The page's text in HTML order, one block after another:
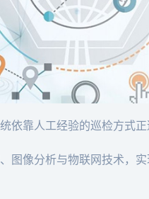
依靠人工经验的巡检方式
图像分析与物联网技术，